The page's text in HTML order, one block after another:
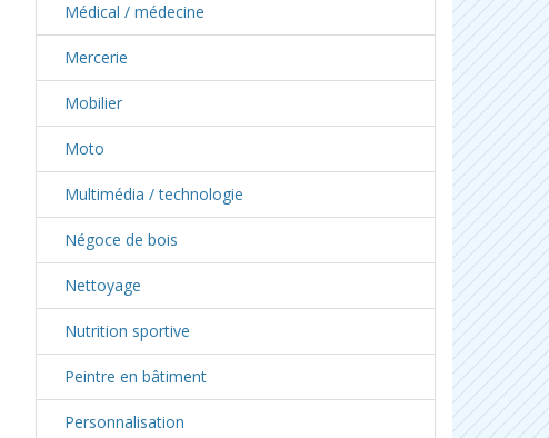
Médical / médecine
Mercerie
Mobilier
Moto
Multimédia / technologie
Négoce de bois
Nettoyage
Nutrition sportive
Peintre en bâtiment
Personnalisation